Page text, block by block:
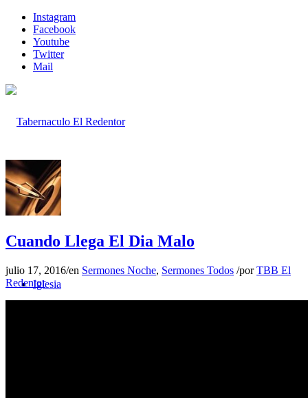
Instagram
Facebook
Youtube
Twitter
Mail
Inicio
Iglesia
Cuando Llega El Dia Malo
julio 17, 2016/en Sermones Noche, Sermones Todos /porTBB El
Redentor